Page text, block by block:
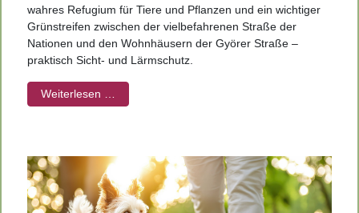
wahres Refugium für Tiere und Pflanzen und ein wichtiger
Grünstreifen zwischen der vielbefahrenen Straße der
Nationen und den Wohnhäusern der Györer Straße –
praktisch Sicht- und Lärmschutz.
Weiterlesen …